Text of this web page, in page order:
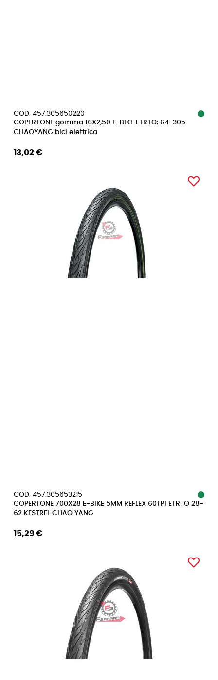
COD. 457.305650220
COPERTONE gomma 16X2,50 E-BIKE ETRTO: 64-305
CHAOYANG bici elettrica
13,02 €
COD. 457.305653215
COPERTONE 700X28 E-BIKE 5MM REFLEX 60TPI ETRTO 28-
62 KESTREL CHAO YANG
15,29 €